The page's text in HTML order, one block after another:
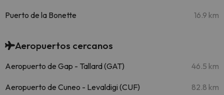
Puerto de la Bonette 16.9 km
Aeropuertos cercanos
Aeropuerto de Gap - Tallard (GAT) 46.5 km
Aeropuerto de Cuneo - Levaldigi (CUF) 82.8 km